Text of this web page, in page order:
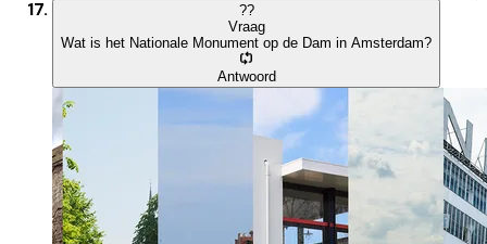
??
Vraag
Wat is het Nationale Monument op de Dam in Amsterdam?
Antwoord